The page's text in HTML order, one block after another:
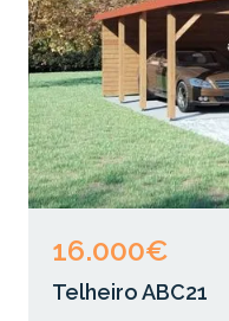
16.000€
Telheiro ABC21